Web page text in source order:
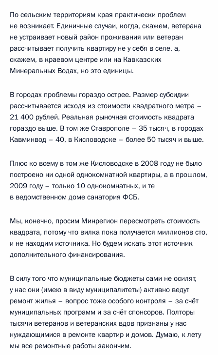
По сельским территориям края практически проблем
не возникает. Единичные случаи, когда, скажем, ветерана
не устраивает новый район проживания или ветеран
рассчитывает получить квартиру не у себя в селе, а,
скажем, в краевом центре или на Кавказских
Минеральных Водах, но это единицы.
В городах проблемы гораздо острее. Размер субсидии
рассчитывается исходя из стоимости квадратного метра –
21 400 рублей. Реальная рыночная стоимость квадрата
гораздо выше. В том же Ставрополе – 35 тысяч, в городах
Кавминвод – 40, в Кисловодске – более 50 тысяч и выше.
Плюс ко всему в том же Кисловодске в 2008 году не было
построено ни одной однокомнатной квартиры, а в прошлом,
2009 году – только 10 однокомнатных, и те
в ведомственном доме санатория ФСБ.
Мы, конечно, просим Минрегион пересмотреть стоимость
квадрата, потому что вилка пока получается миллионов сто,
и не находим источника. Но будем искать этот источник
дополнительного финансирования.
В силу того что муниципальные бюджеты сами не осилят,
у нас они (имею в виду муниципалитеты) активно ведут
ремонт жилья – вопрос тоже особого контроля – за счёт
муниципальных программ и за счёт спонсоров. Полторы
тысячи ветеранов и ветеранских вдов признаны у нас
нуждающимися в ремонте квартир и домов. Думаю, к лету
мы все ремонтные работы закончим.